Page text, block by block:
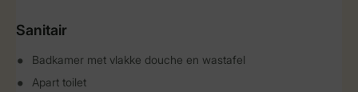
Sanitair
Badkamer met vlakke douche en wastafel
Apart toilet